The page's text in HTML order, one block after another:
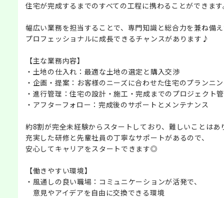
住宅が完成するまでのすべての工程に携わることができます
幅広い業務を担当することで、専門知識と総合力を兼ね備
プロフェッショナルに成長できるチャンスがあります♪
【主な業務内容】
・土地の仕入れ：最適な土地の選定と購入交渉
・企画・提案：お客様のニーズに合わせた住宅のプランニ
・進行管理：住宅の設計・施工・完成までのプロジェクト
・アフターフォロー：完成後のサポートとメンテナンス
約8割が完全未経験からスタートしており、難しいことはあ
充実した研修と先輩社員の丁寧なサポートがあるので、
安心してキャリアをスタートできます◎
【働きやすい環境】
・風通しの良い職場：コミュニケーションが活発で、
意見やアイデアを自由に交換できる環境